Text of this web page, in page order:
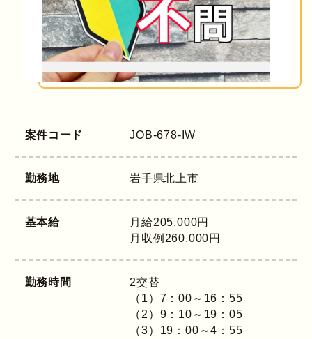
案件コード JOB-678-IW
勤務地 岩手県北上市
基本給
月給205,000円
月収例260,000円
勤務時間
2交替
（1）7：00～16：55
（2）9：10～19：05
（3）19：00～4：55